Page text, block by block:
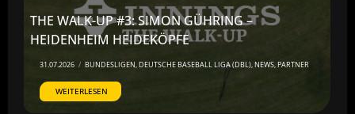
THE WALK-UP #3: SIMON GÜHRING –
HEIDENHEIM HEIDEKÖPFE
31.07.2026 / BUNDESLIGEN,DEUTSCHE BASEBALL LIGA (DBL),NEWS,PARTNER
WEITERLESEN